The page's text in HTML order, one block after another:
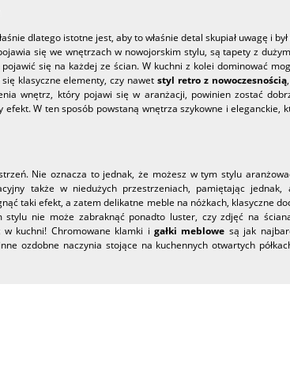
dlatego istotne jest, aby to właśnie detal skupiał uwagę i
się we wnętrzach w nowojorskim stylu, są tapety z
się na każdej ze ścian. W kuchni z kolei dominować
klasyczne elementy, czy nawetstyl retro z nowoczesnością
wnętrz, który pojawi się w aranżacji, powinien zostać
W ten sposób powstaną wnętrza szykowne i eleganckie,
Nie oznacza to jednak, że możesz w tym stylu
także w niedużych przestrzeniach, pamiętając jednak,
taki efekt, a zatem delikatne meble na nóżkach, klasyczne
nie może zabraknąć ponadto luster, czy zdjęć na
w kuchni! Chromowane klamki igałki meblowe są jak
ozdobne naczynia stojące na kuchennych otwartych